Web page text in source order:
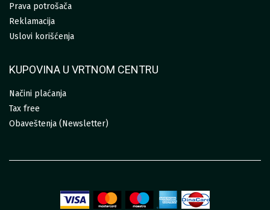
Prava potrošača
Reklamacija
Uslovi korišćenja
KUPOVINA U VRTNOM CENTRU
Načini plaćanja
Tax free
Obaveštenja (Newsletter)